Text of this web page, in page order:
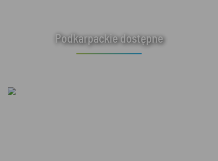
Podkarpackie dostępne